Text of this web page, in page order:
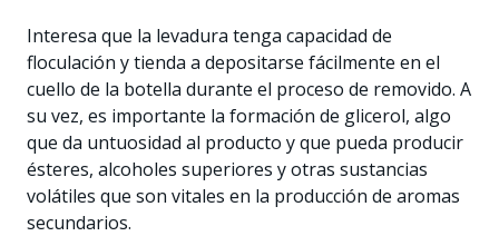
Interesa que la levadura tenga capacidad de
floculación y tienda a depositarse fácilmente en el
cuello de la botella durante el proceso de removido. A
su vez, es importante la formación de glicerol, algo
que da untuosidad al producto y que pueda producir
ésteres, alcoholes superiores y otras sustancias
volátiles que son vitales en la producción de aromas
secundarios.